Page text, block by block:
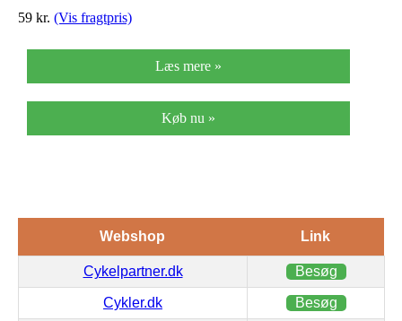
tekstil og
skind – 125 ml
59 kr. (Vis fragtpris)
Læs mere »
Køb nu »
Webshop Link
Cykelpartner.dk Besøg
Cykler.dk Besøg